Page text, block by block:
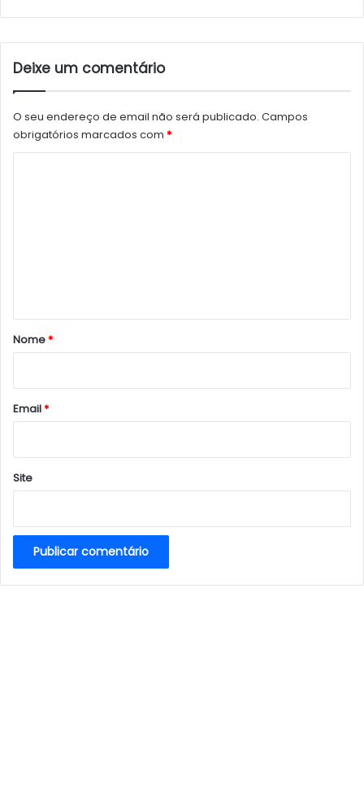
Deixe um comentário
O seu endereço de email não será publicado. Campos
obrigatórios marcados com *
r
*
Nome*
Email*
Site